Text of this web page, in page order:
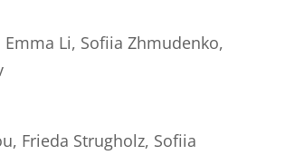
Li, Sofiia Zhmudenko,
Frieda Strugholz, Sofiia